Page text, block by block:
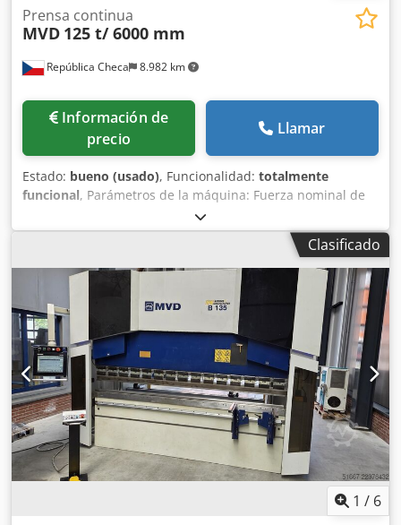
República Checa 8.982 km
Prensa continua
MVD 125 t/ 6000 mm
Información de
precio
Llamar
Estado: bueno (usado), Funcionalidad: totalmente
funcional, Parámetros de la máquina: Fuerza nominal de
estampado: 125 t Longitud de la mesa: 6000 mm Distancia
entre columnas: Codpfszpx D Rsx Acweha 4950 mm Salida
entre columnas: 320 mm Descripción: La máquina se
encuentra en buen estado técnico y, previo acuerdo, se
puede probar. Modelo Delem DA 41. Más detalles técnicos,
véase la última foto.
Clasificado
1 / 6